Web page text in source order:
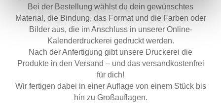
Bei der Bestellung wählst du dein gewünschtes
Material, die Bindung, das Format und die Farben oder
Bilder aus, die im Anschluss in unserer Online-
Kalenderdruckerei gedruckt werden.
Nach der Anfertigung gibt unsere Druckerei die
Produkte in den Versand – und das versandkostenfrei
für dich!
Wir fertigen dabei in einer Auflage von einem Stück bis
hin zu Großauflagen.